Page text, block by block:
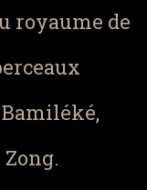
royaume de